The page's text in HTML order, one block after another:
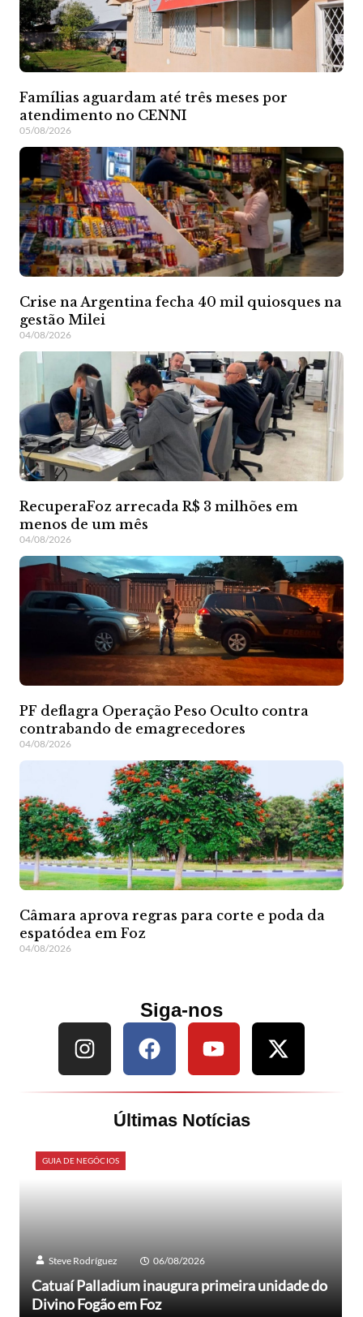
Famílias aguardam até três meses por
atendimento no CENNI
05/08/2026
Crise na Argentina fecha 40 mil quiosques na
gestão Milei
04/08/2026
RecuperaFoz arrecada R$ 3 milhões em
menos de um mês
04/08/2026
PF deflagra Operação Peso Oculto contra
contrabando de emagrecedores
04/08/2026
Câmara aprova regras para corte e poda da
espatódea em Foz
04/08/2026
Siga-nos
Últimas Notícias
GUIA DE NEGÓCIOS
Steve Rodríguez 06/08/2026
Catuaí Palladium inaugura primeira unidade do
Divino Fogão em Foz